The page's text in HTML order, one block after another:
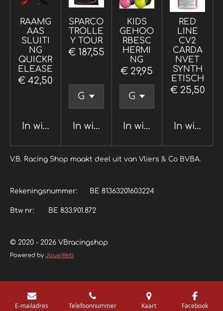
RAAMG
AAS
SLUITI
NG
QUICKR
ELEASE
€ 42,50
In winkelwagen
SPARCO
TROLLE
Y TOUR
€ 187,55
In winkelwagen
KIDS
GEHOO
RBESC
HERMI
NG
€ 29,95
In winkelwagen
RED
LINE
CV2
CARDA
NVET
SYNTH
ETISCH
€ 25,50
In
V.B. Racing Shop maakt deel uit van Vliers & Co BVBA.
Rekeningsnummer: BE 81363201603224
Btw nr: BE 833.901.872
© 2020 - 2026 VBracingshop
Powered byJouwWeb
E-mailadres Telefoonnummer Kaart Facebook